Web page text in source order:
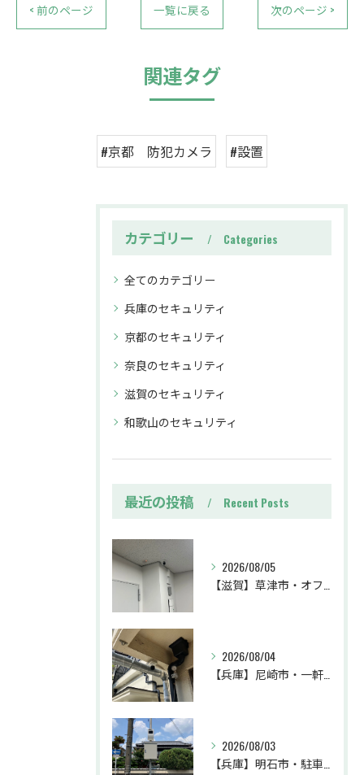
< 前のページ 一覧に戻る 次のページ >
関連タグ
#京都 防犯カメラ #設置
カテゴリー Categories
全てのカテゴリー
兵庫のセキュリティ
京都のセキュリティ
奈良のセキュリティ
滋賀のセキュリティ
和歌山のセキュリティ
最近の投稿 Recent Posts
2026/08/05
2026/08/04
2026/08/03